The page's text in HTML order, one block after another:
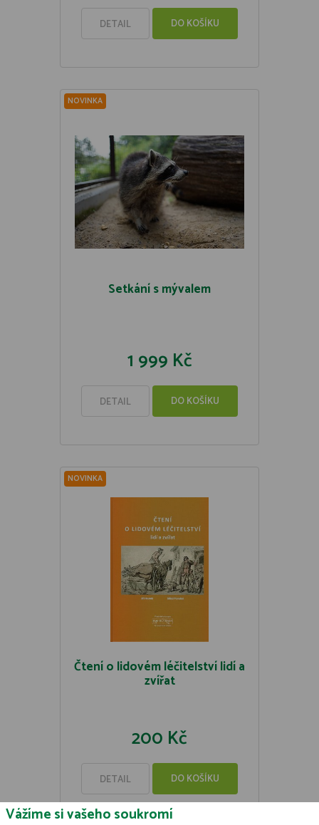
DETAIL DO KOŠÍKU
NOVINKA
Setkání s mývalem
1 999 Kč
DETAIL DO KOŠÍKU
NOVINKA
Čtení o lidovém léčitelství lidí a
zvířat
200 Kč
DETAIL DO KOŠÍKU
Vážíme si vašeho soukromí